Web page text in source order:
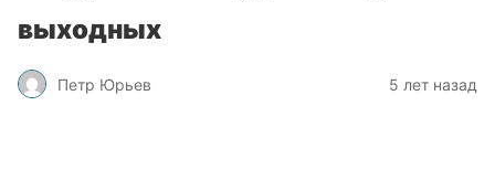
выходных
Петр Юрьев 5 лет назад